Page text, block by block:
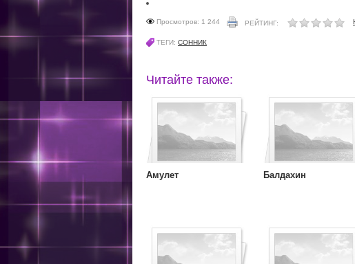
Просмотров: 1 244 РЕЙТИНГ:
ТЕГИ: СОННИК
Читайте также:
Амулет Балдахин